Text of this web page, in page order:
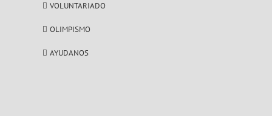
VOLUNTARIADO
OLIMPISMO
AYUDANOS